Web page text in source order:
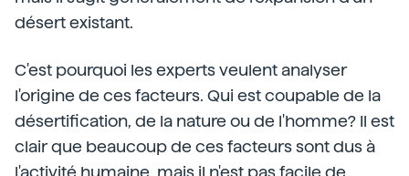
désert existant.
C'est pourquoi les experts veulent analyser
l'origine de ces facteurs. Qui est coupable de la
désertification, de la nature ou de l'homme? Il est
clair que beaucoup de ces facteurs sont dus à
l'activité humaine, mais il n'est pas facile de